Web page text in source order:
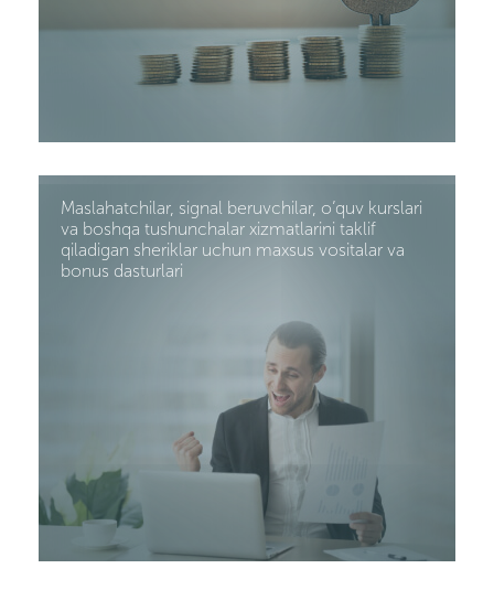
Maslahatchilar, signal beruvchilar, o’quv kurslari
va boshqa tushunchalar xizmatlarini taklif
qiladigan sheriklar uchun maxsus vositalar va
bonus dasturlari